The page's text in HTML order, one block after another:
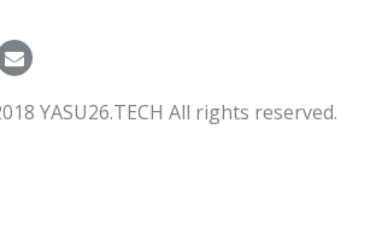
YASU26.TECH All rights reserved.